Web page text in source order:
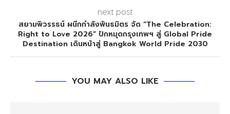
next post
สยามพิวรรธน์ ผนึกกำลังพันธมิตร จัด “The Celebration:
Right to Love 2026” ปักหมุดกรุงเทพฯ สู่ Global Pride
Destination เดินหน้าสู่ Bangkok World Pride 2030
YOU MAY ALSO LIKE